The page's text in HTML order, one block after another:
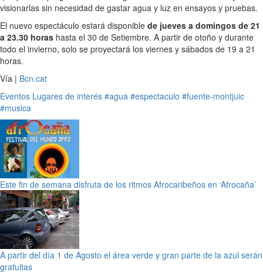
visionarlas sin necesidad de gastar agua y luz en ensayos y pruebas.
El nuevo espectáculo estará disponible de jueves a domingos de 21
a 23.30 horas hasta el 30 de Setiembre. A partir de otoño y durante
todo el invierno, solo se proyectará los viernes y sábados de 19 a 21
horas.
Vía | Bcn.cat
Eventos Lugares de interés #agua #espectaculo #fuente-montjuic
#musica
Este fin de semana disfruta de los ritmos Afrocaribeños en ‘Afrocaña’
A partir del día 1 de Agosto el área verde y gran parte de la azul serán
gratuitas